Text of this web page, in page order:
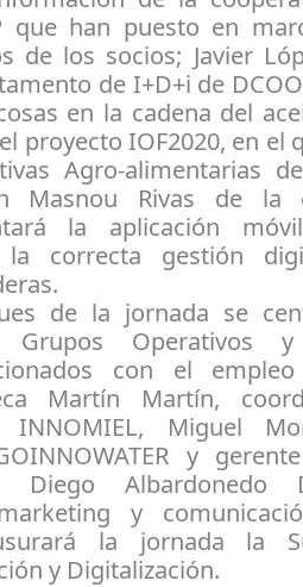
que han puesto en
de los socios; Javier
de I+D+i de
en la cadena del
proyecto IOF2020, en el
Agro-alimentarias
Masnou Rivas de la
la aplicación
la correcta gestión
de la jornada se
Grupos Operativos y
con el
Martín Martín,
INNOMIEL, Miguel
y
Diego Albardonedo
y
la jornada la
y Digitalización.